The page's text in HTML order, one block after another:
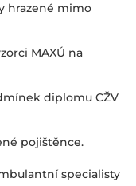
hrazené mimo
MAXÚ na
diplomu CŽV
pojištěnce.
specialisty